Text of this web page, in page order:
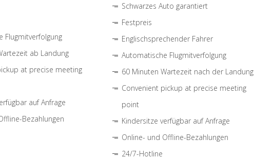
Flugmitverfolgung
ab Landung
at precise meeting
auf Anfrage
Bezahlungen
Schwarzes Auto garantiert
Festpreis
Englischsprechender Fahrer
Automatische Flugmitverfolgung
60 Minuten Wartezeit nach der Landung
Convenient pickup at precise meeting
point
Kindersitze verfügbar auf Anfrage
Online- und Offline-Bezahlungen
24/7-Hotline